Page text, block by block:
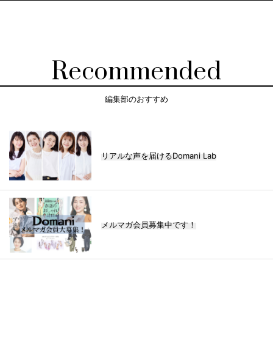
Recommended
編集部のおすすめ
リアルな声を届けるDomani Lab
メルマガ会員募集中です！